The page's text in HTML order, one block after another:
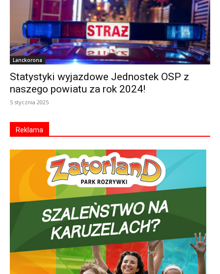
Lanckorona
Statystyki wyjazdowe Jednostek OSP z
naszego powiatu za rok 2024!
5 stycznia 2025
Reklama